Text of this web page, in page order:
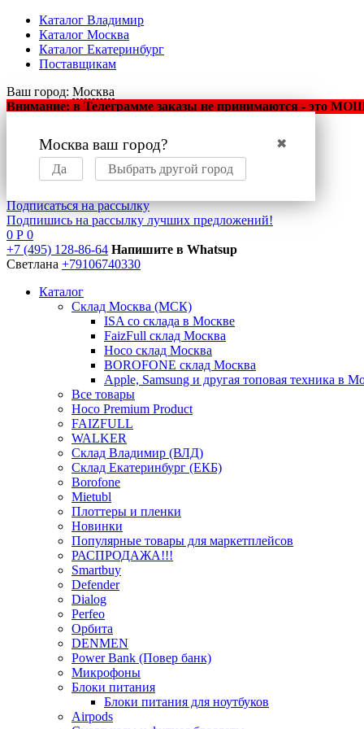
Каталог Владимир
Каталог Москва
Каталог Екатеринбург
Поставщикам
Ваш город: Москва
✖
Москва ваш город?
Да Выбрать другой город
Внимание: в Телеграмме заказы не принимаются - это
Оптовый маркетплейс
мобильных аксессуаров
Подписаться на рассылку
Подпишись на рассылку лучших предложений!
0 Р 0
+7 (495) 128-86-64 Напишите в Whatsup
Светлана +79106740330
Каталог
Склад Москва (МСК)
ISA со склада в Москве
FaizFull склад Москва
Hoco склад Москва
BOROFONE склад Москва
Apple, Samsung и другая топовая техника в
Все товары
Hoco Premium Product
FAIZFULL
WALKER
Склад Владимир (ВЛД)
Склад Екатеринбург (ЕКБ)
Borofone
Mietubl
Плоттеры и пленки
Новинки
Популярные товары для маркетплейсов
РАСПРОДАЖА!!!
Smartbuy
Defender
Dialog
Perfeo
Орбита
DENMEN
Power Bank (Повер банк)
Микрофоны
Блоки питания
Блоки питания для ноутбуков
Airpods